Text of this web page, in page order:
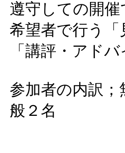
遵守しての開催
希望者で行う「
「講評・アド
参加者の内訳；
般２名